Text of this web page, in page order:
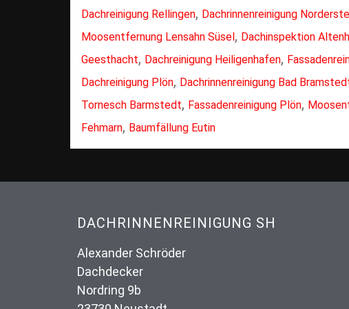
Dachreinigung Rellingen, Dachrinnenreinigung
Moosentfernung Lensahn Süsel, Dachinspektion
Geesthacht, Dachreinigung Heiligenhafen,
Dachreinigung Plön, Dachrinnenreinigung Bad
Tornesch Barmstedt, Fassadenreinigung Plön,
Fehmarn, Baumfällung Eutin
DACHRINNENREINIGUNG SH
Alexander Schröder
Dachdecker
Nordring 9b